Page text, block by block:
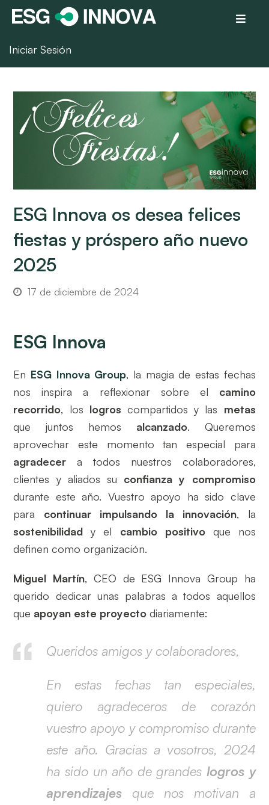
Iniciar Sesión
ESG Innova os desea felices
fiestas y próspero año nuevo
2025
17 de diciembre de 2024
ESG Innova
En ESG Innova Group, la magia de estas fechas
nos inspira a reflexionar sobre el camino
recorrido, los logros compartidos y las metas
que juntos hemos alcanzado. Queremos
aprovechar este momento tan especial para
agradecer a todos nuestros colaboradores,
clientes y aliados su confianza y compromiso
durante este año. Vuestro apoyo ha sido clave
para continuar impulsando la innovación, la
sostenibilidad y el cambio positivoque nos
definen como organización.
Miguel Martín, CEO de ESG Innova Group ha
querido dedicar unas palabras a todos aquellos
que apoyan este proyecto diariamente:
Queridos amigos y colaboradores,
En estas fechas tan especiales,
quiero agradeceros de corazón
vuestro apoyo y compromiso durante
este año. Gracias a vosotros, 2024
ha sido un año de grandes logros y
aprendizajes que nos motivan a